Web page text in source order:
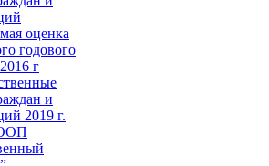
оценка
годового
г
и
2019 г.